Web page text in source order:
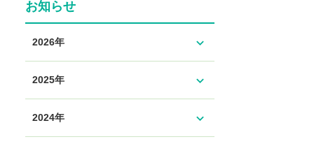
お知らせ
2026年 expand_more
2025年 expand_more
2024年 expand_more